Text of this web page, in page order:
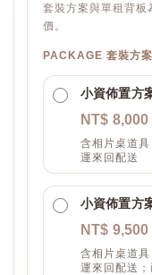
套裝方案與單租背板
價。
PACKAGE 套裝方案
小資佈置方
NT$ 8,000
含相片桌道
運來回配送
小資佈置方
NT$ 9,500
含相片桌道
運來回配送